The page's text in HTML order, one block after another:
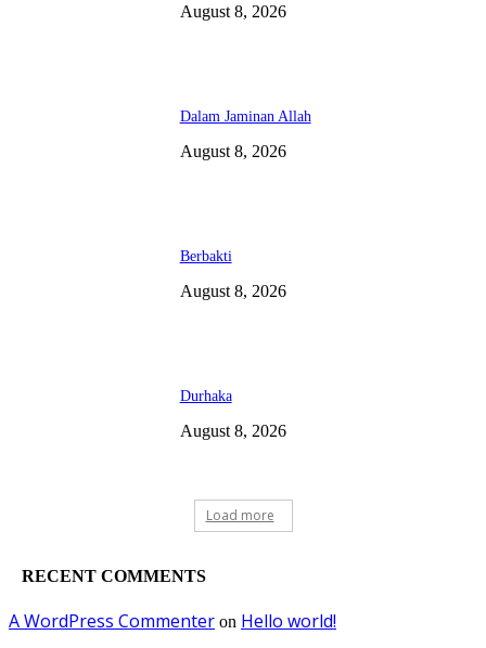
August 8, 2026
Dalam Jaminan Allah
August 8, 2026
Berbakti
August 8, 2026
Durhaka
August 8, 2026
Load more
RECENT COMMENTS
A WordPress Commenter on Hello world!